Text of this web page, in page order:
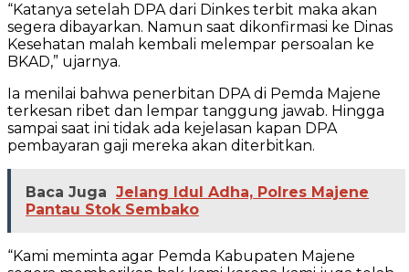
“Katanya setelah DPA dari Dinkes terbit maka akan
segera dibayarkan. Namun saat dikonfirmasi ke Dinas
Kesehatan malah kembali melempar persoalan ke
BKAD,” ujarnya.
Ia menilai bahwa penerbitan DPA di Pemda Majene
terkesan ribet dan lempar tanggung jawab. Hingga
sampai saat ini tidak ada kejelasan kapan DPA
pembayaran gaji mereka akan diterbitkan.
Baca Juga Jelang Idul Adha, Polres Majene
Pantau Stok Sembako
“Kami meminta agar Pemda Kabupaten Majene